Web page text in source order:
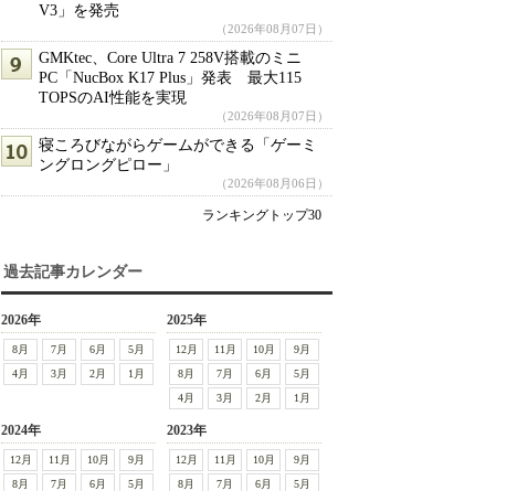
V3」を発売
（2026年08月07日）
GMKtec、Core Ultra 7 258V搭載のミニ
PC「NucBox K17 Plus」発表 最大115
TOPSのAI性能を実現
（2026年08月07日）
寝ころびながらゲームができる「ゲーミ
ングロングピロー」
（2026年08月06日）
ランキングトップ30
過去記事カレンダー
2026年
8月 7月 6月
5月
4月
3月 2月 1月
2025年
12月 11月 10月
9月
8月
7月 6月
5月
4月
3月 2月 1月
2024年
12月 11月 10月
9月
8月
7月 6月
5月
2023年
12月 11月 10月
9月
8月
7月 6月
5月